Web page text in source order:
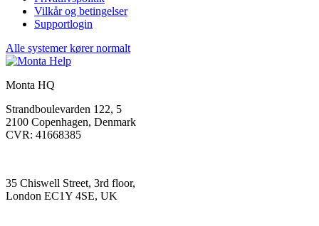
Vilkår og betingelser
Supportlogin
Alle systemer kører normalt
Monta HQ
Strandboulevarden 122, 5
2100 Copenhagen, Denmark
CVR: 41668385
35 Chiswell Street, 3rd floor,
London EC1Y 4SE, UK